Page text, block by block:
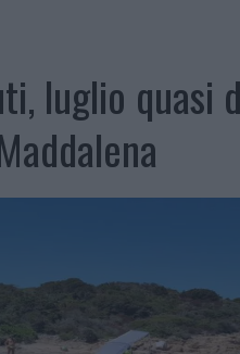
ALL’ALBA: FERITO IL CONDUCENTE
luglio quasi